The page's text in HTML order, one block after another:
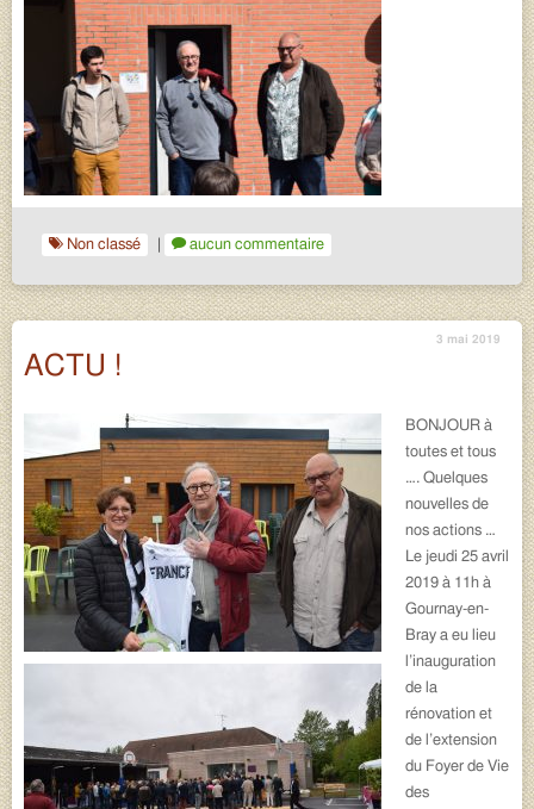
Non classé aucun commentaire
3 mai 2019
ACTU !
BONJOUR à
toutes et tous
…. Quelques
nouvelles de
nos actions …
Le jeudi 25 avril
2019 à 11h à
Gournay-en-
Bray a eu lieu
l’inauguration
de la
rénovation et
de l’extension
du Foyer de Vie
des